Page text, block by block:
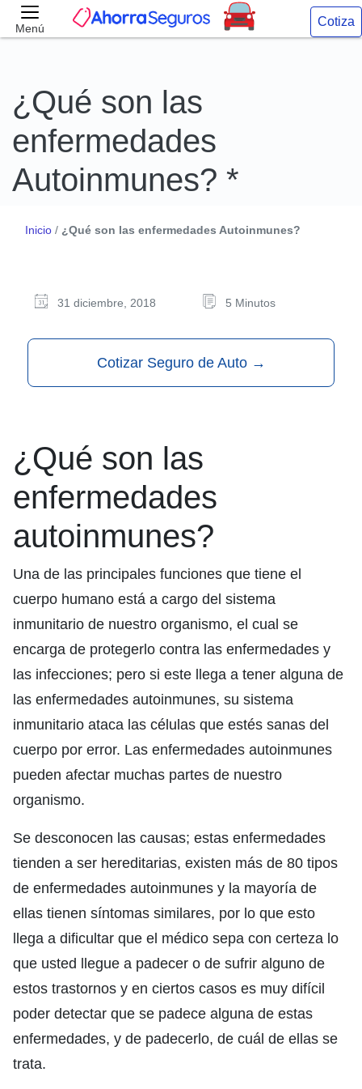
Menú Cotiza
¿Qué son las
enfermedades
Autoinmunes? *
Inicio / ¿Qué son las enfermedades Autoinmunes?
31 diciembre, 2018 5 Minutos
Cotizar Seguro de Auto →
¿Qué son las
enfermedades
autoinmunes?
Una de las principales funciones que tiene el
cuerpo humano está a cargo del sistema
inmunitario de nuestro organismo, el cual se
encarga de protegerlo contra las enfermedades y
las infecciones; pero si este llega a tener alguna de
las enfermedades autoinmunes, su sistema
inmunitario ataca las células que estés sanas del
cuerpo por error. Las enfermedades autoinmunes
pueden afectar muchas partes de nuestro
organismo.
Se desconocen las causas; estas enfermedades
tienden a ser hereditarias, existen más de 80 tipos
de enfermedades autoinmunes y la mayoría de
ellas tienen síntomas similares, por lo que esto
llega a dificultar que el médico sepa con certeza lo
que usted llegue a padecer o de sufrir alguno de
estos trastornos y en ciertos casos es muy difícil
poder detectar que se padece alguna de estas
enfermedades, y de padecerlo, de cuál de ellas se
trata.